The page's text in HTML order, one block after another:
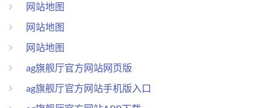
网站地图
网站地图
网站地图
ag旗舰厅官方网站网页版
ag旗舰厅官方网站手机版入口